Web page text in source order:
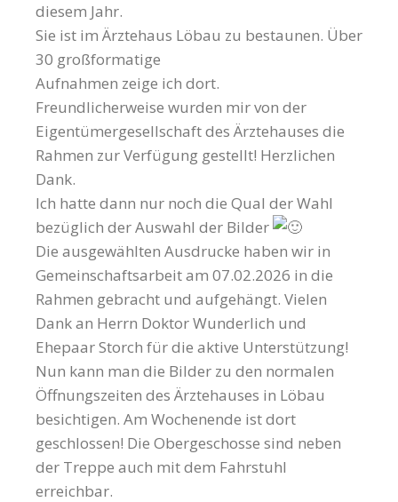
diesem Jahr.
Sie ist im Ärztehaus Löbau zu bestaunen. Über
30 großformatige
Aufnahmen zeige ich dort.
Freundlicherweise wurden mir von der
Eigentümergesellschaft des Ärztehauses die
Rahmen zur Verfügung gestellt! Herzlichen
Dank.
Ich hatte dann nur noch die Qual der Wahl
bezüglich der Auswahl der Bilder
Die ausgewählten Ausdrucke haben wir in
Gemeinschaftsarbeit am 07.02.2026 in die
Rahmen gebracht und aufgehängt. Vielen
Dank an Herrn Doktor Wunderlich und
Ehepaar Storch für die aktive Unterstützung!
Nun kann man die Bilder zu den normalen
Öffnungszeiten des Ärztehauses in Löbau
besichtigen. Am Wochenende ist dort
geschlossen! Die Obergeschosse sind neben
der Treppe auch mit dem Fahrstuhl
erreichbar.